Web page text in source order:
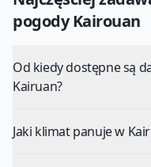
pogodyKairouan
Od kiedy dostępne są
Kairuan?
Jaki klimat panuje w